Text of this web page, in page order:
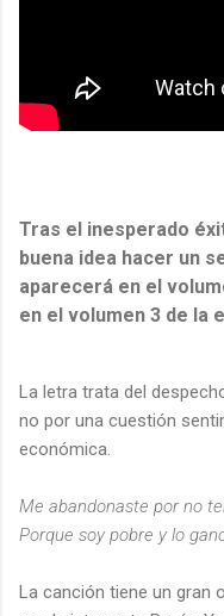
Tras el inesperado
buena idea hacer un
aparecerá en el
en el volumen 3 de la
La letra trata del
no por una cuestión
económica.
Me abandonaste por no
Porque soy pobre y lo
La canción tiene un gran